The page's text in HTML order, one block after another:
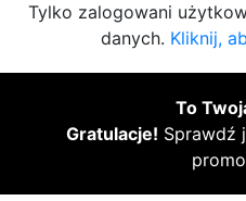
Tylko zalogowani
danych. Kliknij,
To
Gratulacje! Sprawdź